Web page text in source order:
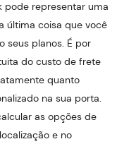
pode representar uma
última coisa que você
seus planos. É por
do custo de frete
quanto
na sua porta.
as opções de
e no